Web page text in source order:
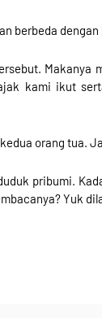
berbeda
Makanya
kami ikut
orang tua.
pribumi.
Yuk